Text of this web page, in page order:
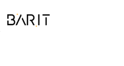
안산홈페이지